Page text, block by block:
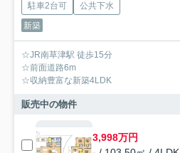
駐車2台可
公共下水
新築
☆JR南草津駅 徒歩15分
☆前面道路6m
☆収納豊富な新築4LDK
販売中の物件
3,998万円